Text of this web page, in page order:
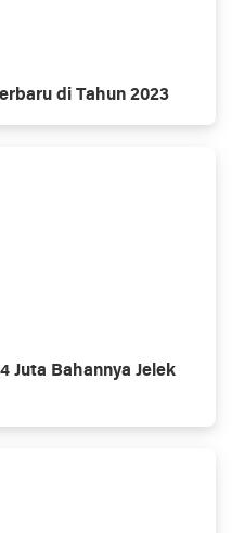
di Tahun 2023
Juta Bahannya Jelek